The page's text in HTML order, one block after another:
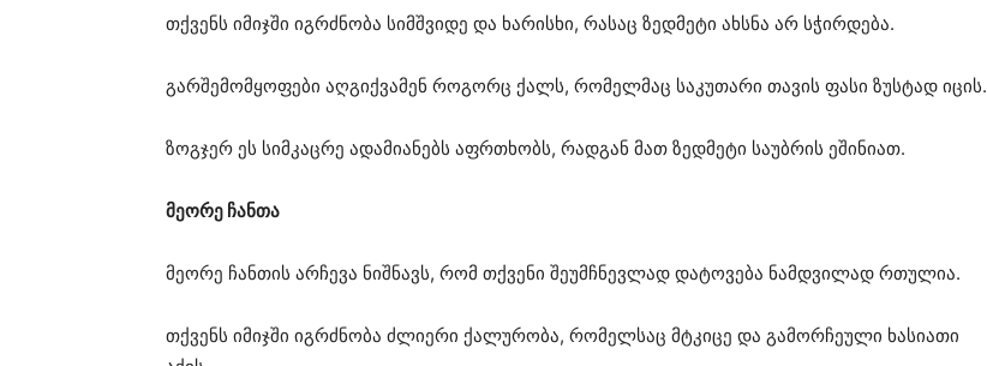
თქვენს იმიჯში იგრძნობა სიმშვიდე და ხარისხი, რასაც ზედმეტი ახსნა არ სჭირდება.
გარშემომყოფები აღგიქვამენ როგორც ქალს, რომელმაც საკუთარი თავის ფასი ზუსტად იცის.
ზოგჯერ ეს სიმკაცრე ადამიანებს აფრთხობს, რადგან მათ ზედმეტი საუბრის ეშინიათ.
მეორე ჩანთა
მეორე ჩანთის არჩევა ნიშნავს, რომ თქვენი შეუმჩნევლად დატოვება ნამდვილად რთულია.
თქვენს იმიჯში იგრძნობა ძლიერი ქალურობა, რომელსაც მტკიცე და გამორჩეული ხასიათი